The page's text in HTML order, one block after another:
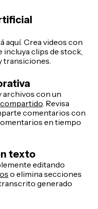
aquí. Crea videos con
incluya clips de stock,
transiciones.
archivos con un
compartido. Revisa
comentarios con
en tiempo
texto
editando
o elimina secciones
generado